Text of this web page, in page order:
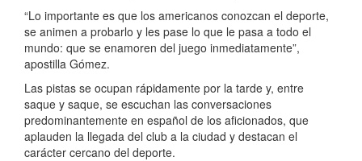
“Lo importante es que los americanos conozcan el deporte,
se animen a probarlo y les pase lo que le pasa a todo el
mundo: que se enamoren del juego inmediatamente”,
apostilla Gómez.
Las pistas se ocupan rápidamente por la tarde y, entre
saque y saque, se escuchan las conversaciones
predominantemente en español de los aficionados, que
aplauden la llegada del club a la ciudad y destacan el
carácter cercano del deporte.